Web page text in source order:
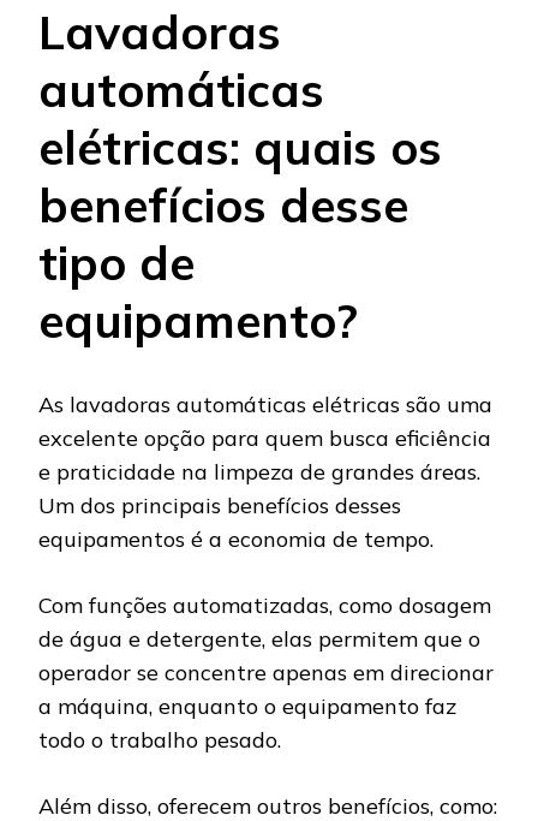
Lavadoras
automáticas
elétricas: quais os
benefícios desse
tipo de
equipamento?
As lavadoras automáticas elétricas são uma
excelente opção para quem busca eficiência
e praticidade na limpeza de grandes áreas.
Um dos principais benefícios desses
equipamentos é a economia de tempo.
Com funções automatizadas, como dosagem
de água e detergente, elas permitem que o
operador se concentre apenas em direcionar
a máquina, enquanto o equipamento faz
todo o trabalho pesado.
Além disso, oferecem outros benefícios, como: